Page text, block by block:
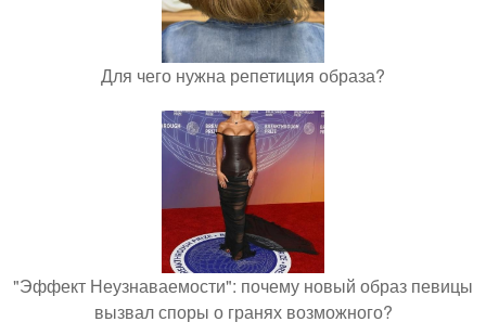
Для чего нужна репетиция образа?
"Эффект Неузнаваемости": почему новый образ певицы
вызвал споры о гранях возможного?